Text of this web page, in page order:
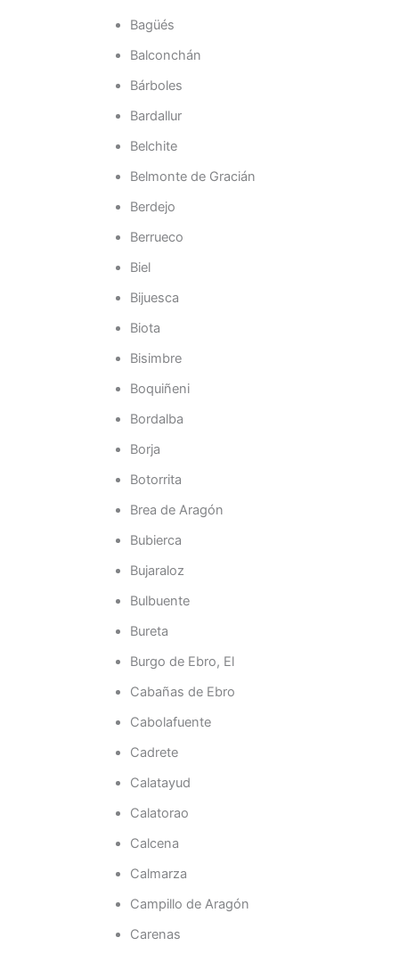
Bagüés
Balconchán
Bárboles
Bardallur
Belchite
Belmonte de Gracián
Berdejo
Berrueco
Biel
Bijuesca
Biota
Bisimbre
Boquiñeni
Bordalba
Borja
Botorrita
Brea de Aragón
Bubierca
Bujaraloz
Bulbuente
Bureta
Burgo de Ebro, El
Cabañas de Ebro
Cabolafuente
Cadrete
Calatayud
Calatorao
Calcena
Calmarza
Campillo de Aragón
Carenas